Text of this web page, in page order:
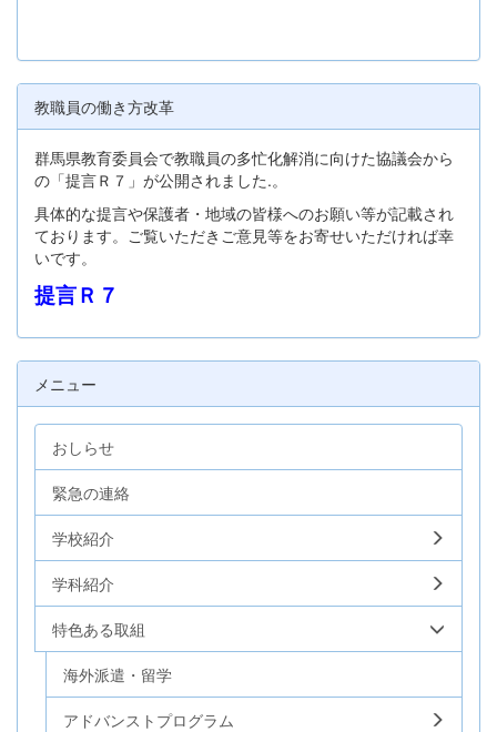
教職員の働き方改革
群馬県教育委員会で教職員の多忙化解消に向けた協議会から
の「提言Ｒ７」が公開されました.。
具体的な提言や保護者・地域の皆様へのお願い等が記載され
ております。ご覧いただきご意見等をお寄せいただければ幸
いです。
提言Ｒ７
メニュー
おしらせ
緊急の連絡
学校紹介
学科紹介
特色ある取組
海外派遣・留学
アドバンストプログラム